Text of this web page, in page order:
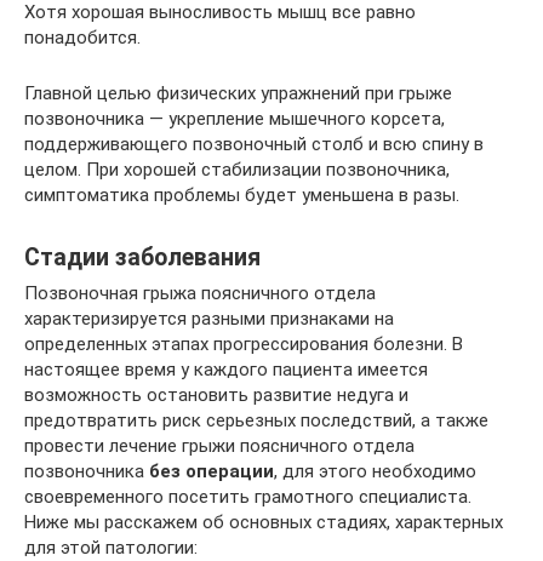
Хотя хорошая выносливость мышц все равно
понадобится.
Главной целью физических упражнений при грыже
позвоночника — укрепление мышечного корсета,
поддерживающего позвоночный столб и всю спину в
целом. При хорошей стабилизации позвоночника,
симптоматика проблемы будет уменьшена в разы.
Стадии заболевания
Позвоночная грыжа поясничного отдела
характеризируется разными признаками на
определенных этапах прогрессирования болезни. В
настоящее время у каждого пациента имеется
возможность остановить развитие недуга и
предотвратить риск серьезных последствий, а также
провести лечение грыжи поясничного отдела
позвоночника без операции, для этого необходимо
своевременного посетить грамотного специалиста.
Ниже мы расскажем об основных стадиях, характерных
для этой патологии: